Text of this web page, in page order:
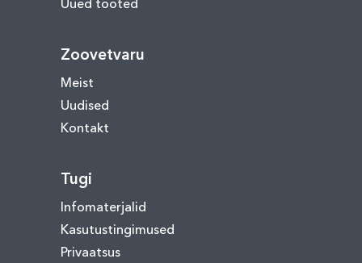
Uued tooted
Zoovetvaru
Meist
Uudised
Kontakt
Tugi
Infomaterjalid
Kasutustingimused
Privaatsus